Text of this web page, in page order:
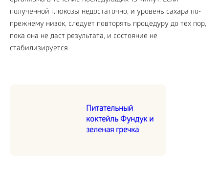
полученной глюкозы недостаточно, и уровень сахара по-
прежнему низок, следует повторять процедуру до тех пор,
пока она не даст результата, и состояние не
стабилизируется.
Питательный
коктейль Фундук и
зеленая гречка